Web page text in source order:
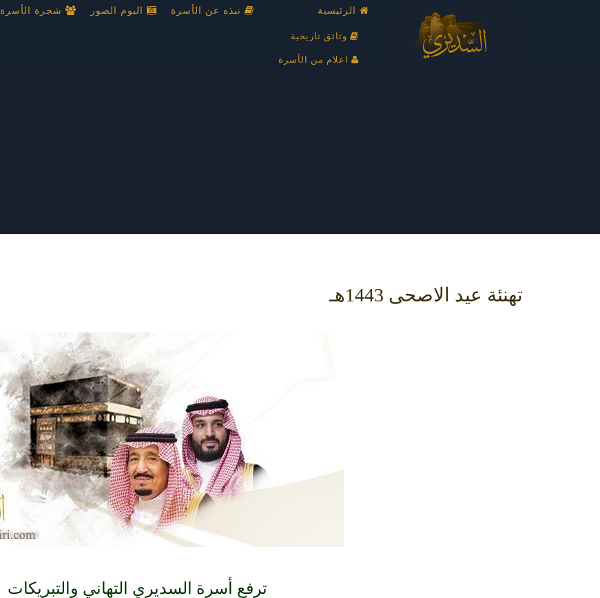
الرئيسية
وثائق تاريخية
اعلام من الأسرة
نبذه عن الأسرة البوم الصور شجرة الأسرة
تهنئة عيد الاصحى 1443هـ
ترفع أسرة السديري التهاني والتبريكات